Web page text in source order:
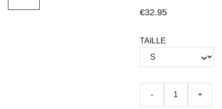
€32.95
TAILLE
- +